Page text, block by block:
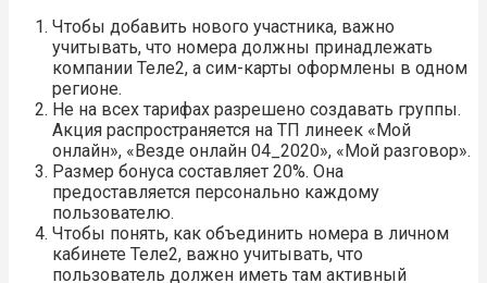
Чтобы добавить нового участника, важно
учитывать, что номера должны принадлежать
компании Теле2, а сим-карты оформлены в одном
регионе.
Не на всех тарифах разрешено создавать группы.
Акция распространяется на ТП линеек «Мой
онлайн», «Везде онлайн 04_2020», «Мой разговор».
Размер бонуса составляет 20%. Она
предоставляется персонально каждому
пользователю.
Чтобы понять, как объединить номера в личном
кабинете Теле2, важно учитывать, что
пользователь должен иметь там активный